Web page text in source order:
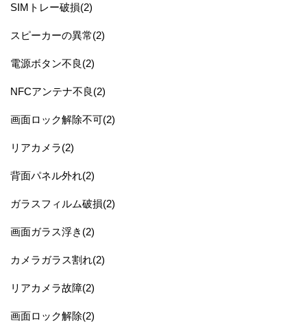
SIMトレー破損(2)
スピーカーの異常(2)
電源ボタン不良(2)
NFCアンテナ不良(2)
画面ロック解除不可(2)
リアカメラ(2)
背面パネル外れ(2)
ガラスフィルム破損(2)
画面ガラス浮き(2)
カメラガラス割れ(2)
リアカメラ故障(2)
画面ロック解除(2)